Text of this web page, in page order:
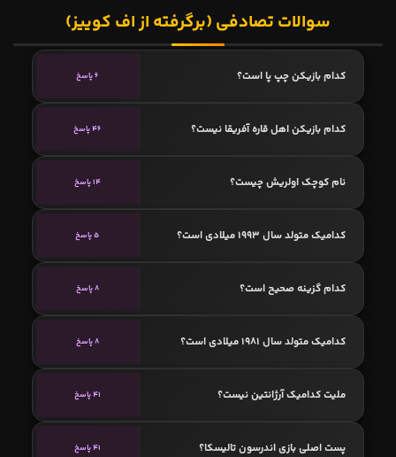
سوالات تصادفی (برگرفته از اف کوییز)
کدام بازیکن چپ پا است؟ 6 پاسخ
کدام بازیکن اهل قاره آفریقا نیست؟ 46 پاسخ
نام کوچک اولریش چیست؟ 14 پاسخ
کدامیک متولد سال 1993 میلادی است؟ 5 پاسخ
کدام گزینه صحیح است؟ 8 پاسخ
کدامیک متولد سال 1981 میلادی است؟ 8 پاسخ
ملیت کدامیک آرژانتین نیست؟ 41 پاسخ
پست اصلی بازی اندرسون تالیسکا؟ 41 پاسخ